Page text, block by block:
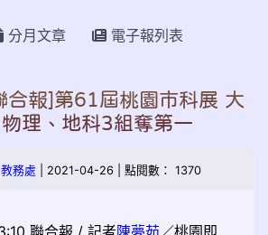
分月文章 電子報列表
報]第61屆桃園市科展 大
理、地科3組奪第一
教務處 | 2021-04-26 | 點閱數： 1370
聯合報 / 記者陳夢茹 ／桃園即